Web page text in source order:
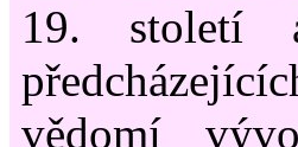
19. století
vědomí